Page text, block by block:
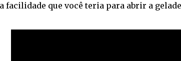
facilidade que você teria para abrir a